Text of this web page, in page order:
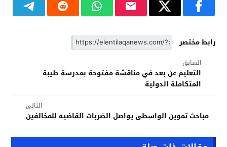
رابط مختصر
السابق
التعليم عن بعد في مناقشة مفتوحة بمدرسة طيبة
المتكاملة الدولية
التالي
مباحث تموين الواسطى يواصل الضربات القاضيه للمخالفين